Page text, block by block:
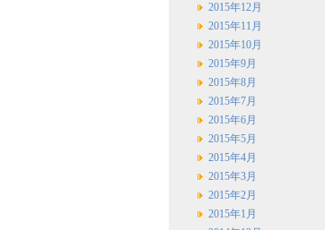
2015年12月
2015年11月
2015年10月
2015年9月
2015年8月
2015年7月
2015年6月
2015年5月
2015年4月
2015年3月
2015年2月
2015年1月